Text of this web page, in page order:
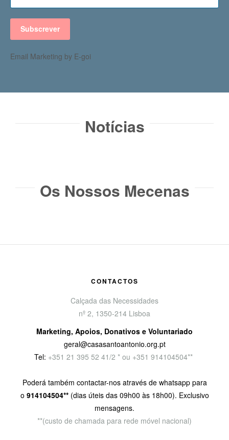
Subscrever
Email Marketing by E-goi
Notícias​
Os Nossos Mecenas
CONTACTOS
Calçada das Necessidades
nº 2, 1350-214 Lisboa
Marketing, Apoios, Donativos e Voluntariado
geral@casasantoantonio.org.pt
Tel: +351 21 395 52 41/2 * ou +351 914104504**
Poderá também contactar-nos através de whatsapp para
o 914104504** (dias úteis das 09h00 às 18h00). Exclusivo
mensagens.
**(custo de chamada para rede móvel nacional)